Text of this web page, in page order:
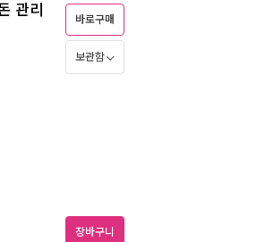
관리
바로구매
보관함
장바구니